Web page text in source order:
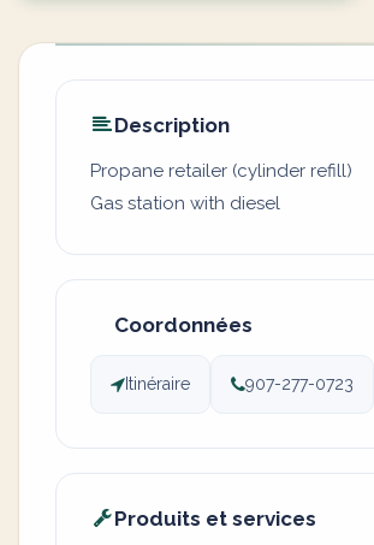
Description
Propane retailer (cylinder refill)
Gas station with diesel
Coordonnées
Itinéraire 907-277-0723
Produits et services